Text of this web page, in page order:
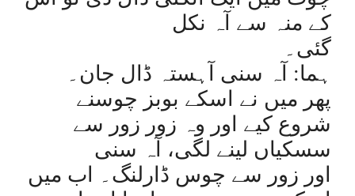
کے منہ سے آہ نکل
گئی۔
ہما: آہ سنی آہستہ ڈال جان۔
پھر میں نے اسکے بوبز چوسنے
شروع کیے اور وہ زور زور سے
سسکیاں لینے لگی، آہ سنی
اور زور سے چوس ڈارلنگ۔ اب میں